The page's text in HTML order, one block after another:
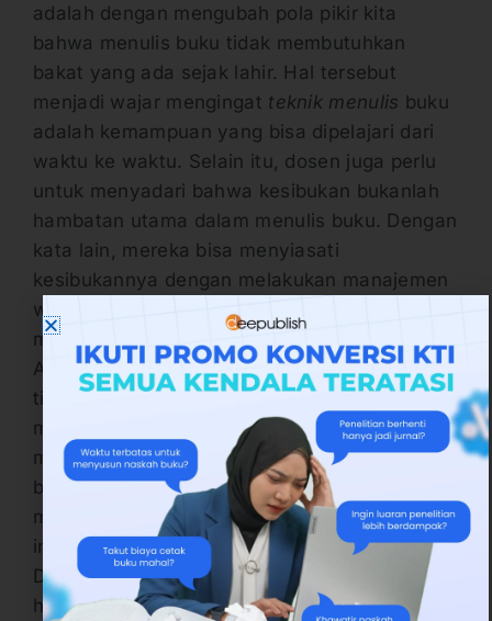
adalah dengan mengubah pola pikir kita
bahwa menulis buku tidak membutuhkan
bakat yang ada sejak lahir. Hal tersebut
menjadi wajar mengingat teknik menulis buku
adalah kemampuan yang bisa dipelajari dari
waktu ke waktu. Selain itu, dosen juga perlu
untuk menyadari bahwa kesibukan bukanlah
hambatan utama dalam menulis buku. Dengan
kata lain, mereka bisa menyiasati
kesibukannya dengan melakukan manajemen
waktu dimana mereka bisa meluangkan 5-10
menit untuk menulis buku setiap harinya.
Apabila hal tersebut bisa dilakukan, maka
tidak ada alasan lagi bagi dosen untuk tidak
menulis buku karena kesibukannya. Terakhir,
mengerjakan proyek bukanlah hal yang salah
bagi dosen. Penemuan-penemuan yang
menarik tersebut juga justru bisa dijadikan
inspirasi baru bagi dosen untuk menulis buku.
Dengan demikian, ilmu yang didapatkan tidak
hanya dimiliki oleh orang yang